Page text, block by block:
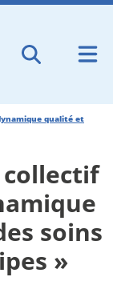
qualité et
collectif
soins
»